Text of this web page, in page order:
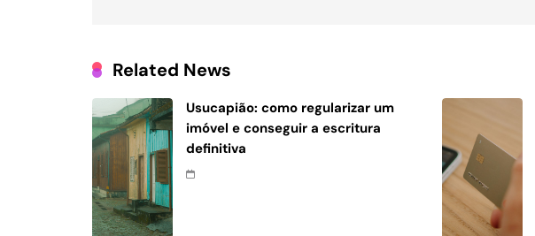
Related News
Usucapião: como regularizar um
imóvel e conseguir a escritura
definitiva